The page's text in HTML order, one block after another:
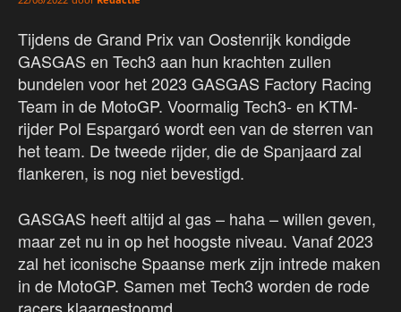
Tijdens de Grand Prix van Oostenrijk kondigde
GASGAS en Tech3 aan hun krachten zullen
bundelen voor het 2023 GASGAS Factory Racing
Team in de MotoGP. Voormalig Tech3- en KTM-
rijder Pol Espargaró wordt een van de sterren van
het team. De tweede rijder, die de Spanjaard zal
flankeren, is nog niet bevestigd.
GASGAS heeft altijd al gas – haha – willen geven,
maar zet nu in op het hoogste niveau. Vanaf 2023
zal het iconische Spaanse merk zijn intrede maken
in de MotoGP. Samen met Tech3 worden de rode